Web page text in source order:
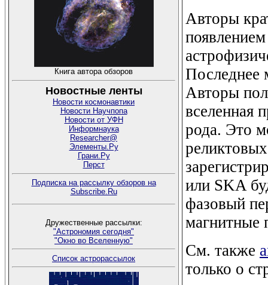
Книга автора обзоров
Новостные ленты
Новости космонавтики
Новости Научпопа
Новости от УФН
Информнаука
Researcher@
Элементы.Ру
Грани.Ру
Перст
Подписка на рассылку обзоров на
Subscribe.Ru
Дружественные рассылки:
"Астрономия сегодня"
"Окно во Вселенную"
Список астрорассылок
Авторы
Последнее
Авторы
вселенная
рода. Это
или SKA
фазовый
магнитные
См. также
только о